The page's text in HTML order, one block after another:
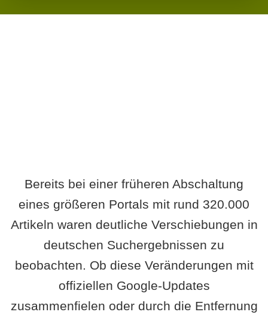
Bereits bei einer früheren Abschaltung
eines größeren Portals mit rund 320.000
Artikeln waren deutliche Verschiebungen in
deutschen Suchergebnissen zu
beobachten. Ob diese Veränderungen mit
offiziellen Google-Updates
zusammenfielen oder durch die Entfernung